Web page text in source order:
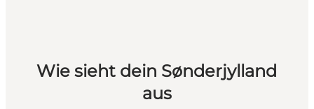
Wie sieht dein Sønderjylland
aus